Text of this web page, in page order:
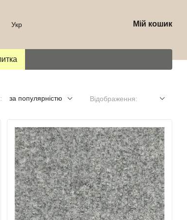
Укр Мій кошик
за популярністю Відображення: